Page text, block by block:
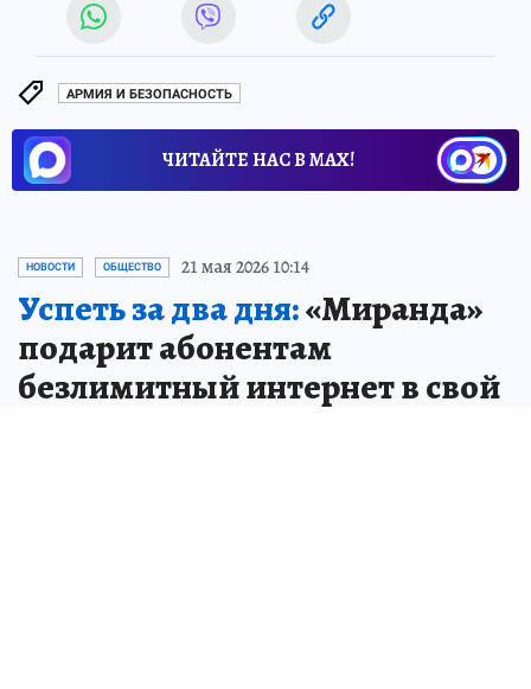
АРМИЯ И БЕЗОПАСНОСТЬ
ЧИТАЙТЕ НАС В МАХ!
НОВОСТИ ОБЩЕСТВО 21 мая 2026 10:14
Успеть за два дня:«Миранда»
подарит абонентам
безлимитный интернет в свой